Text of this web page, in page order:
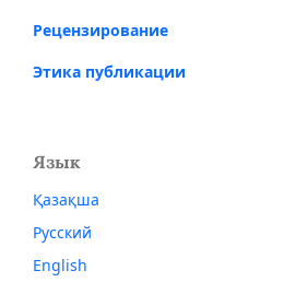
Рецензирование
Этика публикации
Язык
Қазақша
Русский
English